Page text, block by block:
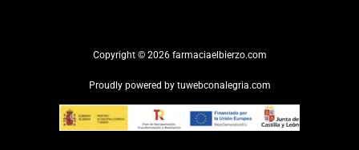
Copyright © 2026 farmaciaelbierzo.com
Proudly powered by tuwebconalegria.com